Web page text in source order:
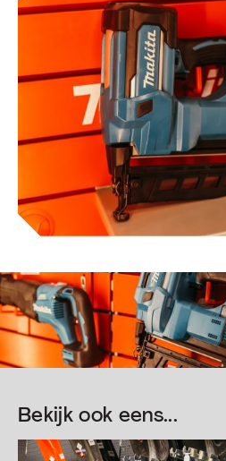
Bekijk ook eens...